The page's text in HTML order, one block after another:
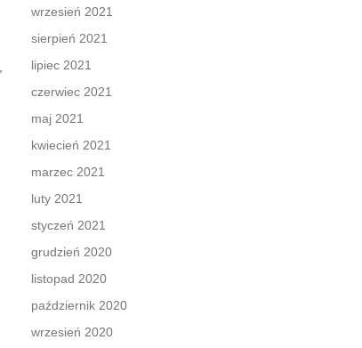
wrzesień 2021
sierpień 2021
lipiec 2021
czerwiec 2021
maj 2021
kwiecień 2021
marzec 2021
luty 2021
styczeń 2021
grudzień 2020
listopad 2020
październik 2020
wrzesień 2020